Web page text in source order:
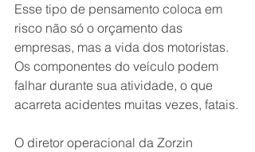
Esse tipo de pensamento coloca em
risco não só o orçamento das
empresas, mas a vida dos motoristas.
Os componentes do veículo podem
falhar durante sua atividade, o que
acarreta acidentes muitas vezes, fatais.
O diretor operacional da Zorzin